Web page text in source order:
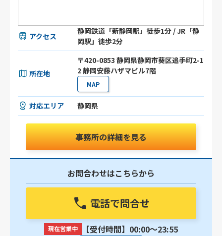
アクセス
静岡鉄道「新静岡駅」徒歩1分 / JR「静
岡駅」徒歩2分
所在地
〒420-0853 静岡県静岡市葵区追手町2-1
2 静岡安藤ハザマビル7階
MAP
対応エリア 静岡県
事務所の詳細を見る
お問合わせはこちらから
電話で問合せ
現在営業中 【受付時間】00:00〜23:55